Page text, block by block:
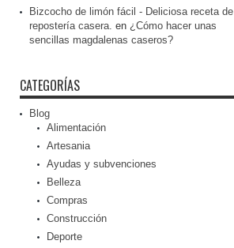
Bizcocho de limón fácil - Deliciosa receta de
repostería casera. en ¿Cómo hacer unas
sencillas magdalenas caseros?
CATEGORÍAS
Blog
Alimentación
Artesania
Ayudas y subvenciones
Belleza
Compras
Construcción
Deporte